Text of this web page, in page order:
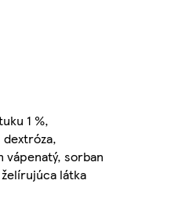
1 %,
vápenatý, sorban
látka